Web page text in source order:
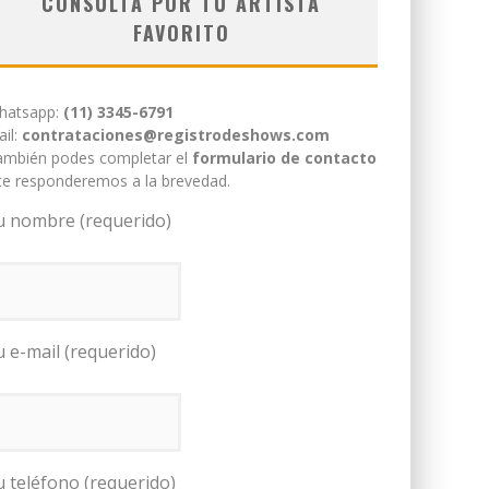
FAVORITO
(11) 3345-6791
contrataciones@registrodeshows.com
podes completar el formulario de contacto
responderemos a la brevedad.
nombre (requerido)
e-mail (requerido)
teléfono (requerido)